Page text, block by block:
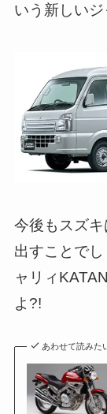
いう新しいジ
今後もスズ
出すことで
ャリィ
よ?!
あわせて読みた